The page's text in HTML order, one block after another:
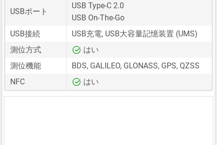
USBポート
USB Type-C 2.0
USB On-The-Go
USB接続
USB充電, USB大容量記憶装置 (UMS)
測位方式
はい
測位機能
BDS, GALILEO, GLONASS, GPS, QZSS
NFC
はい